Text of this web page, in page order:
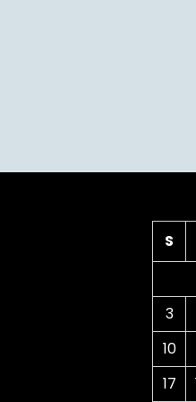
S
3
10
17